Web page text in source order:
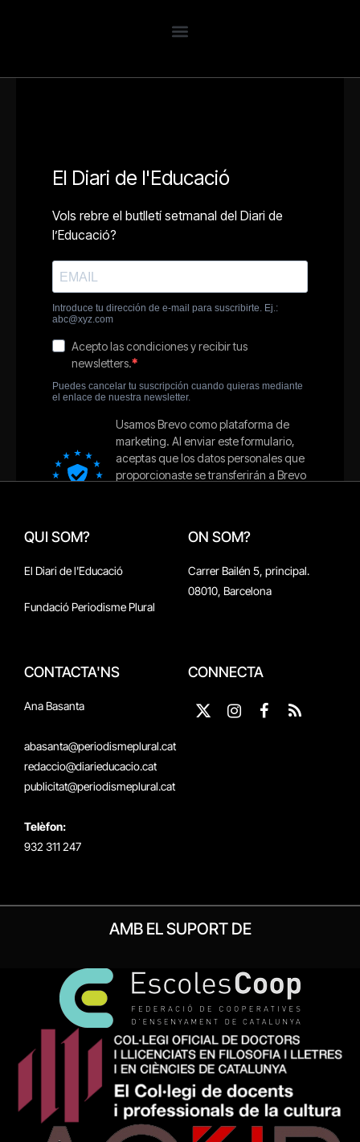
QUI SOM?
El Diari de l'Educació
Fundació Periodisme Plural
ON SOM?
Carrer Bailén 5, principal.
08010, Barcelona
CONTACTA'NS
Ana Basanta
abasanta@periodismeplural.cat
redaccio@diarieducacio.cat
publicitat@periodismeplural.cat
Telèfon:
932 311 247
CONNECTA
X
InstagramFacebook
RSS
AMB EL SUPORT DE